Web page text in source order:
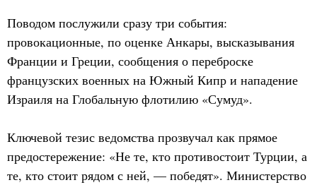
Поводом послужили сразу три события:
провокационные, по оценке Анкары, высказывания
Франции и Греции, сообщения о переброске
французских военных на Южный Кипр и нападение
Израиля на Глобальную флотилию «Сумуд».
Ключевой тезис ведомства прозвучал как прямое
предостережение: «Не те, кто противостоит Турции, а
те, кто стоит рядом с ней, — победят». Министерство